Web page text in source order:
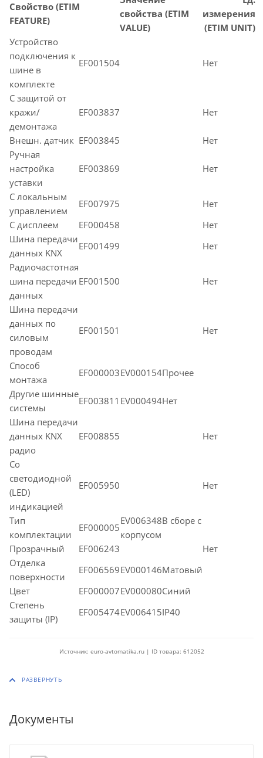
Свойство (ETIM
FEATURE)
свойства (ETIM
VALUE)
измерения
(ETIM UNIT)
Устройство
подключения к
шине в
комплекте
EF001504 Нет
С защитой от
кражи/
демонтажа
EF003837 Нет
Внешн. датчик EF003845
Нет
Ручная
настройка
уставки
EF003869 Нет
С локальным
управлением
EF007975
Нет
С дисплеем
EF000458
Нет
Шина передачи
данных KNX
EF001499
Нет
Радиочастотная
шина передачи
данных
EF001500 Нет
Шина передачи
данных по
силовым
проводам
EF001501 Нет
Способ
монтажа
EF000003EV000154Прочее
Другие шинные
системы
EF003811 EV000494Нет
Шина передачи
данных KNX
радио
EF008855 Нет
Со
светодиодной
(LED)
индикацией
EF005950 Нет
Тип
комплектации
EF000005
EV006348В сборе с
корпусом
Прозрачный
EF006243
Нет
Отделка
поверхности
EF006569EV000146Матовый
Цвет
EF000007EV000080Синий
Степень
защиты (IP)
EF005474EV006415IP40
Источник: euro-avtomatika.ru | ID товара: 612052
Документы